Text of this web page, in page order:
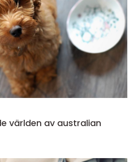
världen av australian